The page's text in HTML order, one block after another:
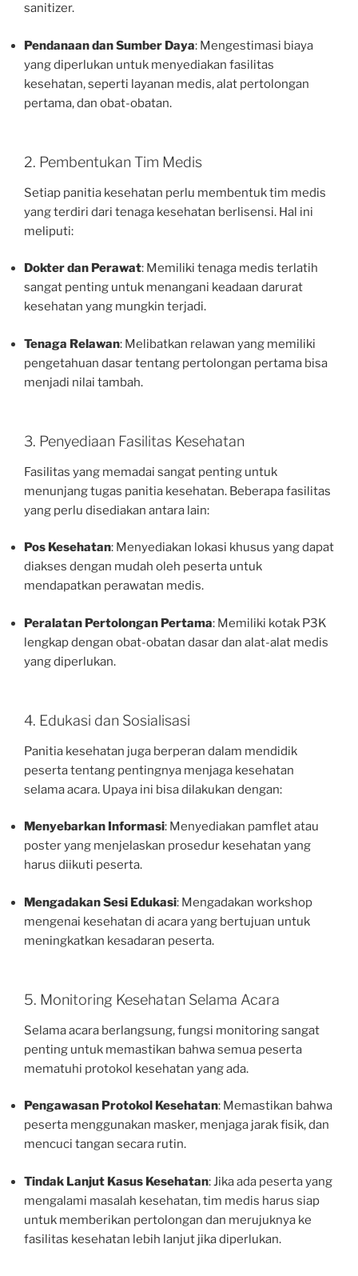
sanitizer.
Pendanaan dan Sumber Daya: Mengestimasi biaya
yang diperlukan untuk menyediakan fasilitas
kesehatan, seperti layanan medis, alat pertolongan
pertama, dan obat-obatan.
2. Pembentukan Tim Medis
Setiap panitia kesehatan perlu membentuk tim medis
yang terdiri dari tenaga kesehatan berlisensi. Hal ini
meliputi:
Dokter dan Perawat: Memiliki tenaga medis terlatih
sangat penting untuk menangani keadaan darurat
kesehatan yang mungkin terjadi.
Tenaga Relawan: Melibatkan relawan yang memiliki
pengetahuan dasar tentang pertolongan pertama bisa
menjadi nilai tambah.
3. Penyediaan Fasilitas Kesehatan
Fasilitas yang memadai sangat penting untuk
menunjang tugas panitia kesehatan. Beberapa fasilitas
yang perlu disediakan antara lain:
Pos Kesehatan: Menyediakan lokasi khusus yang dapat
diakses dengan mudah oleh peserta untuk
mendapatkan perawatan medis.
Peralatan Pertolongan Pertama: Memiliki kotak P3K
lengkap dengan obat-obatan dasar dan alat-alat medis
yang diperlukan.
4. Edukasi dan Sosialisasi
Panitia kesehatan juga berperan dalam mendidik
peserta tentang pentingnya menjaga kesehatan
selama acara. Upaya ini bisa dilakukan dengan:
Menyebarkan Informasi: Menyediakan pamflet atau
poster yang menjelaskan prosedur kesehatan yang
harus diikuti peserta.
Mengadakan Sesi Edukasi: Mengadakan workshop
mengenai kesehatan di acara yang bertujuan untuk
meningkatkan kesadaran peserta.
5. Monitoring Kesehatan Selama Acara
Selama acara berlangsung, fungsi monitoring sangat
penting untuk memastikan bahwa semua peserta
mematuhi protokol kesehatan yang ada.
Pengawasan Protokol Kesehatan: Memastikan bahwa
peserta menggunakan masker, menjaga jarak fisik, dan
mencuci tangan secara rutin.
Tindak Lanjut Kasus Kesehatan: Jika ada peserta yang
mengalami masalah kesehatan, tim medis harus siap
untuk memberikan pertolongan dan merujuknya ke
fasilitas kesehatan lebih lanjut jika diperlukan.